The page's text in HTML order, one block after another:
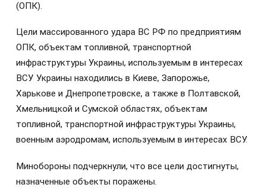
(ОПК).
Цели массированного удара ВС РФ по предприятиям
ОПК, объектам топливной, транспортной
инфраструктуры Украины, используемым в интересах
ВСУ Украины находились в Киеве, Запорожье,
Харькове и Днепропетровске, а также в Полтавской,
Хмельницкой и Сумской областях, объектам
топливной, транспортной инфраструктуры Украины,
военным аэродромам, используемым в интересах ВСУ.
Минобороны подчеркнули, что все цели достигнуты,
назначенные объекты поражены.